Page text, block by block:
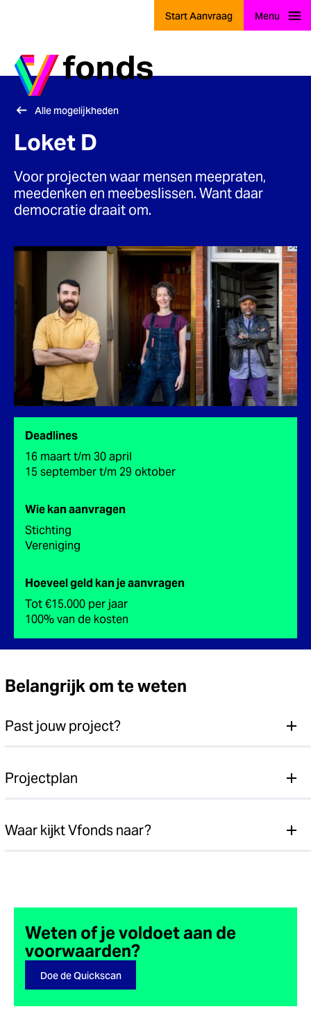
Ga naar home
Start Aanvraag Menu
Alle mogelijkheden
Loket D
Voor projecten waar mensen meepraten,
meedenken en meebeslissen. Want daar
democratie draait om.
Deadlines
16 maart t/m 30 april
15 september t/m 29 oktober
Wie kan aanvragen
Stichting
Vereniging
Hoeveel geld kan je aanvragen
Tot €15.000 per jaar
100% van de kosten
Belangrijk om te weten
Past jouw project?
Projectplan
Waar kijkt Vfonds naar?
Weten of je voldoet aan de
voorwaarden?
Doe de Quickscan